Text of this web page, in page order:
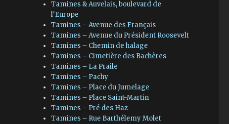
Tamines & Auvelais, boulevard de
l'Europe
Tamines – Avenue des Français
Tamines – Avenue du Président Roosevelt
Tamines – Chemin de halage
Tamines – Cimetière des Bachères
Tamines – La Praile
Tamines – Pachy
Tamines – Place du Jumelage
Tamines – Place Saint-Martin
Tamines – Pré des Haz
Tamines – Rue Barthélemy Molet